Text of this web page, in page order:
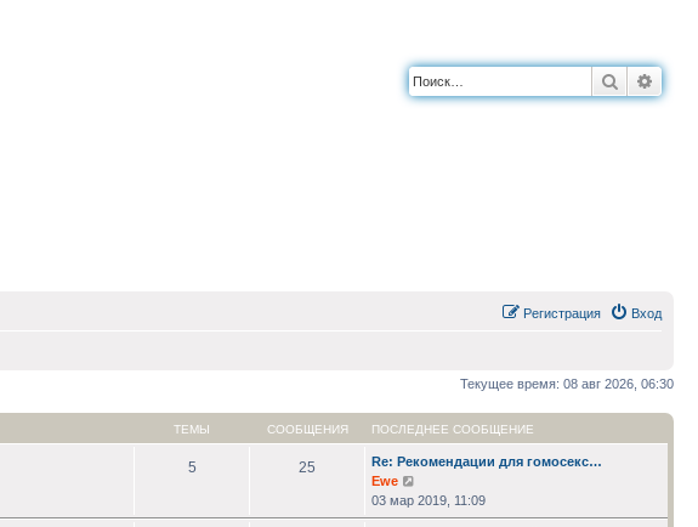
Поиск
Вход
Регистрация
Текущее время: 08 авг 2026, 06:30
ТЕМЫ СООБЩЕНИЯ ПОСЛЕДНЕЕ СООБЩЕНИЕ
5 25
Re: Рекомендации для гомосекс…
Ewe
к
последнему
03 мар 2019, 11:09